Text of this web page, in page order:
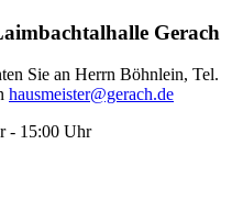
Gerach
Sie an Herrn Böhnlein, Tel.
hausmeister@gerach.de
- 15:00 Uhr